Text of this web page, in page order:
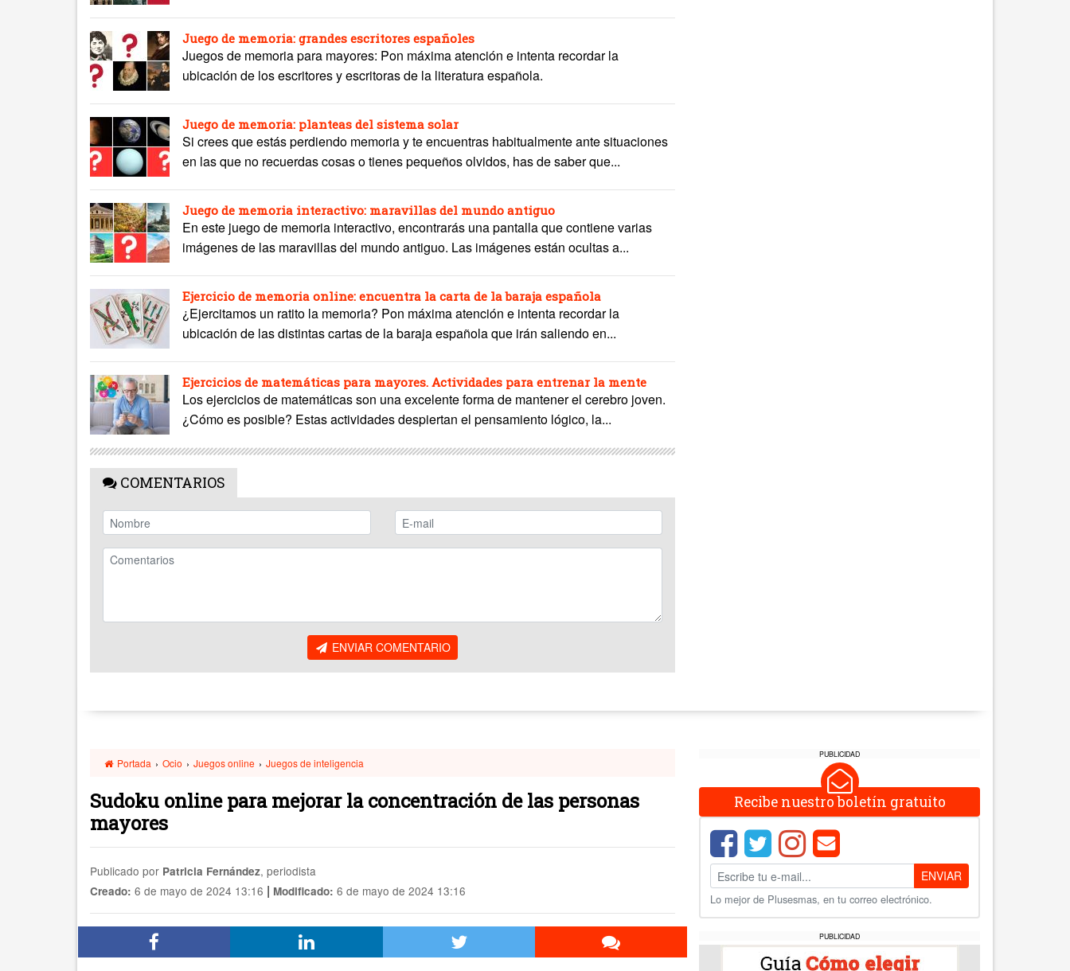
Juego de memoria: grandes escritores españoles
Juegos de memoria para mayores: Pon máxima atención e intenta recordar la
ubicación de los escritores y escritoras de la literatura española.
Juego de memoria: planteas del sistema solar
Si crees que estás perdiendo memoria y te encuentras habitualmente ante situaciones
en las que no recuerdas cosas o tienes pequeños olvidos, has de saber que...
Juego de memoria interactivo: maravillas del mundo antiguo
En este juego de memoria interactivo, encontrarás una pantalla que contiene varias
imágenes de las maravillas del mundo antiguo. Las imágenes están ocultas a...
Ejercicio de memoria online: encuentra la carta de la baraja española
¿Ejercitamos un ratito la memoria? Pon máxima atención e intenta recordar la
ubicación de las distintas cartas de la baraja española que irán saliendo en...
Ejercicios de matemáticas para mayores. Actividades para entrenar la mente
Los ejercicios de matemáticas son una excelente forma de mantener el cerebro joven.
¿Cómo es posible? Estas actividades despiertan el pensamiento lógico, la...
COMENTARIOS
ENVIAR COMENTARIO
Portada › Ocio › Juegos online › Juegos de inteligencia
Sudoku online para mejorar la concentración de las personas
mayores
Publicado por Patricia Fernández, periodista
Creado: 6 de mayo de 2024 13:16 | Modificado: 6 de mayo de 2024 13:16
PUBLICIDAD
Recibe nuestro boletín gratuito
ENVIAR
Lo mejor de Plusesmas, en tu correo electrónico.
PUBLICIDAD